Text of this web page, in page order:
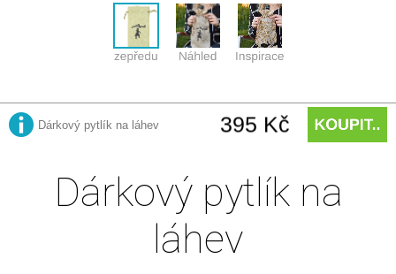
Dárkový pytlík na
láhev